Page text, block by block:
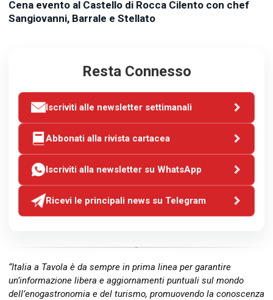
Cena evento al Castello di Rocca Cilento con chef
Sangiovanni, Barrale e Stellato
Resta Connesso
Iscriviti alle newsletter settimanali
Abbonati alla rivista cartacea
Iscriviti alla newsletter su WhatsApp
Ricevi le principali news su Telegram
“Italia a Tavola è da sempre in prima linea per garantire
un’informazione libera e aggiornamenti puntuali sul mondo
dell’enogastronomia e del turismo, promuovendo la conoscenza